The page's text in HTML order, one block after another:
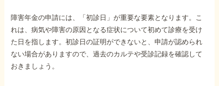
障害年金の申請には、「初診日」が重要な要素となります。こ
れは、病気や障害の原因となる症状について初めて診療を受け
た日を指します。初診日の証明ができないと、申請が認められ
ない場合がありますので、過去のカルテや受診記録を確認して
おきましょう。